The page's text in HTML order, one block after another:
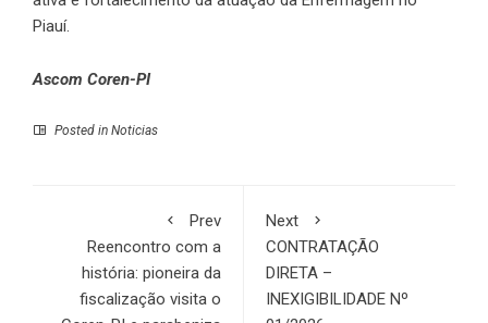
Piauí.
Ascom Coren-PI
Posted in Noticias
Prev
Reencontro com a
história: pioneira da
fiscalização visita o
Next
CONTRATAÇÃO
DIRETA –
INEXIGIBILIDADE Nº